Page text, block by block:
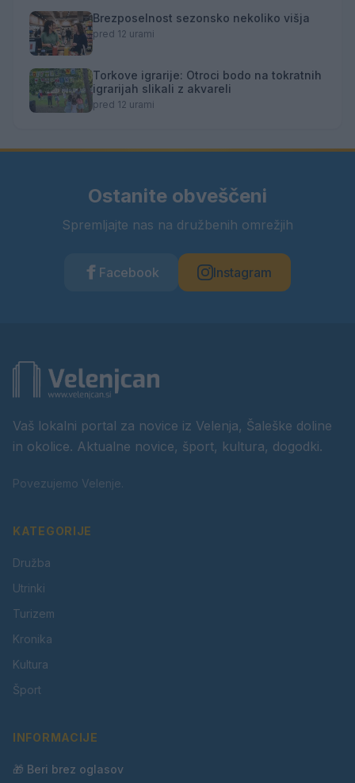
Brezposelnost sezonsko nekoliko višja
pred 12 urami
Torkove igrarije: Otroci bodo na tokratnih
igrarijah slikali z akvareli
pred 12 urami
Ostanite obveščeni
Spremljajte nas na družbenih omrežjih
Facebook Instagram
Vaš lokalni portal za novice iz Velenja, Šaleške doline
in okolice. Aktualne novice, šport, kultura, dogodki.
Povezujemo Velenje.
KATEGORIJE
Družba
Utrinki
Turizem
Kronika
Kultura
Šport
INFORMACIJE
🎁 Beri brez oglasov